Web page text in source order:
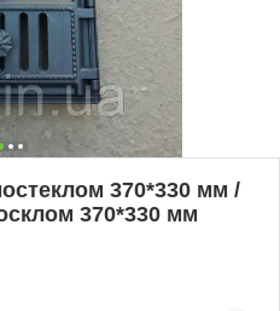
370*330 мм /
370*330 мм